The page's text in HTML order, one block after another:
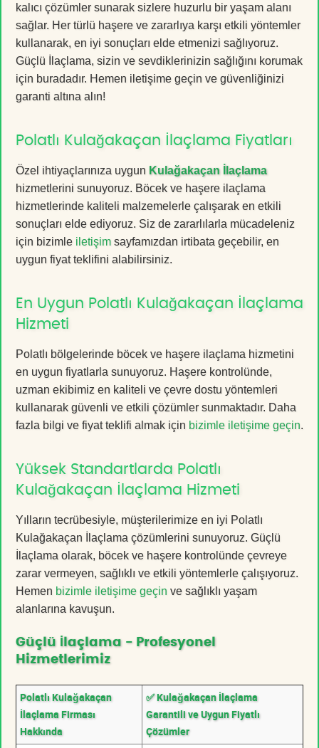
kalıcı çözümler sunarak sizlere huzurlu bir yaşam alanı
sağlar. Her türlü haşere ve zararlıya karşı etkili yöntemler
kullanarak, en iyi sonuçları elde etmenizi sağlıyoruz.
Güçlü İlaçlama, sizin ve sevdiklerinizin sağlığını korumak
için buradadır. Hemen iletişime geçin ve güvenliğinizi
garanti altına alın!
Polatlı Kulağakaçan İlaçlama Fiyatları
Özel ihtiyaçlarınıza uygun Kulağakaçan İlaçlama
hizmetlerini sunuyoruz. Böcek ve haşere ilaçlama
hizmetlerinde kaliteli malzemelerle çalışarak en etkili
sonuçları elde ediyoruz. Siz de zararlılarla mücadeleniz
için bizimle iletişim sayfamızdan irtibata geçebilir, en
uygun fiyat teklifini alabilirsiniz.
En Uygun Polatlı Kulağakaçan İlaçlama
Hizmeti
Polatlı bölgelerinde böcek ve haşere ilaçlama hizmetini
en uygun fiyatlarla sunuyoruz. Haşere kontrolünde,
uzman ekibimiz en kaliteli ve çevre dostu yöntemleri
kullanarak güvenli ve etkili çözümler sunmaktadır. Daha
fazla bilgi ve fiyat teklifi almak için bizimle iletişime geçin.
Yüksek Standartlarda Polatlı
Kulağakaçan İlaçlama Hizmeti
Yılların tecrübesiyle, müşterilerimize en iyi Polatlı
Kulağakaçan İlaçlama çözümlerini sunuyoruz. Güçlü
İlaçlama olarak, böcek ve haşere kontrolünde çevreye
zarar vermeyen, sağlıklı ve etkili yöntemlerle çalışıyoruz.
Hemen bizimle iletişime geçin ve sağlıklı yaşam
alanlarına kavuşun.
Güçlü İlaçlama - Profesyonel
Hizmetlerimiz
Polatlı Kulağakaçan
İlaçlama Firması
Hakkında
✅ Kulağakaçan İlaçlama
Garantili ve Uygun Fiyatlı
Çözümler